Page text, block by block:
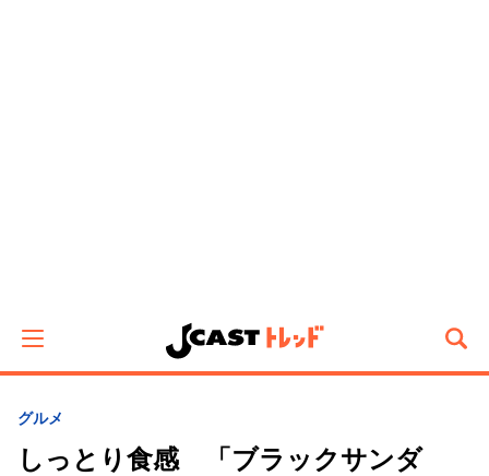
グルメ
しっとり食感 「ブラックサンダ